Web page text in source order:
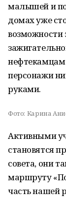
малышей и
домах уже
возможности
нефтекамцам
персонажи
руками.
Фото: Карина
Активными
становятся
совета, они
маршруту
часть нашей